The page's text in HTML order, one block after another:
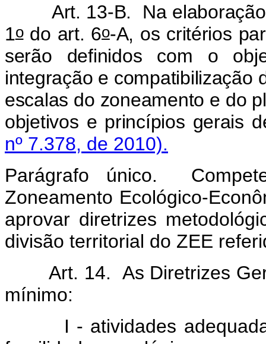
Art. 13-B. Na
1odo art. 6o-A, os critérios
serão definidos com o
integração e compatibilização
escalas do zoneamento e do
objetivos e princípios gerais
nº 7.378, de 2010).
Parágrafo único.
Zoneamento Ecológico-
aprovar diretrizes
divisão territorial do ZEE
Art. 14. As Diretrizes
mínimo:
I - atividades adequadas